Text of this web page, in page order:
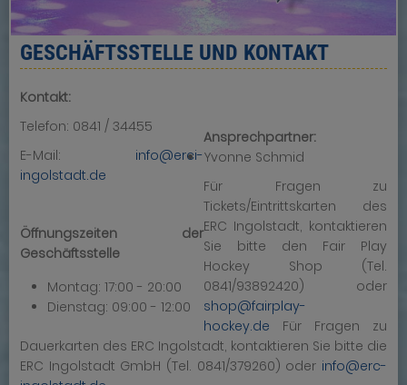
GESCHÄFTSSTELLE UND KONTAKT
Kontakt:
Telefon: 0841 / 34455
E-Mail: info@erci-
ingolstadt.de
Öffnungszeiten der
Geschäftsstelle
Montag: 17:00 - 20:00
Dienstag: 09:00 - 12:00
Ansprechpartner:
Yvonne Schmid
Für Fragen zu
Tickets/Eintrittskarten des
ERC Ingolstadt, kontaktieren
Sie bitte den Fair Play
Hockey Shop (Tel.
0841/93892420) oder
shop@fairplay-
hockey.de Für Fragen zu
Dauerkarten des ERC Ingolstadt, kontaktieren Sie bitte die
ERC Ingolstadt GmbH (Tel. 0841/379260) oder info@erc-